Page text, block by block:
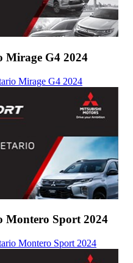
Mirage G4 2024
Mirage G4 2024
Montero Sport 2024
Montero Sport 2024